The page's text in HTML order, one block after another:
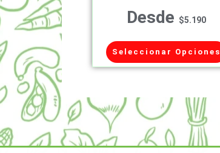
Desde $5.190
Seleccionar Opciones